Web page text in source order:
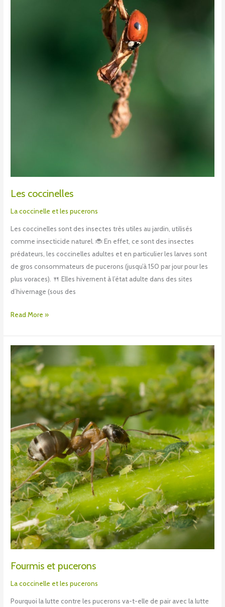
Les coccinelles
La coccinelle et les pucerons
Les coccinelles sont des insectes très utiles au jardin, utilisés
comme insecticide naturel. 🐞 En effet, ce sont des insectes
prédateurs, les coccinelles adultes et en particulier les larves sont
de gros consommateurs de pucerons (jusqu’à 150 par jour pour les
plus voraces). 🍴 Elles hivernent à l’état adulte dans des sites
d’hivernage (sous des
Read More »
Fourmis et pucerons
La coccinelle et les pucerons
Pourquoi la lutte contre les pucerons va-t-elle de pair avec la lutte
Fourmis
et
pucerons